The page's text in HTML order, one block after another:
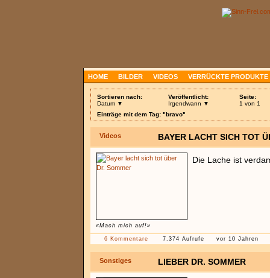
HOME BILDER VIDEOS VERRÜCKTE PRODUKTE
Sortieren nach:
Datum ▼
Veröffentlicht:
Irgendwann ▼
Seite:
1 von 1
Einträge mit dem Tag: "bravo"
Videos BAYER LACHT SICH TOT
«Mach mich auf!»
Die Lache ist
6 Kommentare 7.374 Aufrufe vor 10 Jahren
Sonstiges LIEBER DR. SOMMER